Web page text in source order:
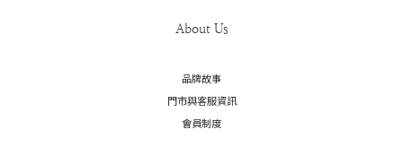
About Us
品牌故事
門市與客服資訊
會員制度